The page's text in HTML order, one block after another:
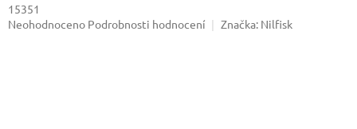
15351
Průměrné
Neohodnoceno Podrobnosti hodnocení Značka: Nilfisk